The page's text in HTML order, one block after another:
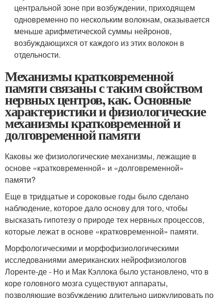
центральной зоне при возбуждении, приходящем
одновременно по нескольким волокнам, оказывается
меньше арифметической суммы нейронов,
возбуждающихся от каждого из этих волокон в
отдельности.
Механизмы кратковременной
памяти связаны с таким свойством
нервных центров, как. Основные
характеристики и физиологические
механизмы кратковременной и
долговременной памяти
Каковы же физиологические механизмы, лежащие в
основе «кратковременной» и «долговременной»
памяти?
Еще в тридцатые и сороковые годы было сделано
наблюдение, которое дало основу для того, чтобы
высказать гипотезу о природе тех нервных процессов,
которые лежат в основе «кратковременной» памяти.
Морфологическими и морфофизиологическими
исследованиями американских нейрофизиологов
Лоренте-де - Но и Мак Кэллока было установлено, что в
коре головного мозга существуют аппараты,
позволяющие возбуждению длительно циркулировать по